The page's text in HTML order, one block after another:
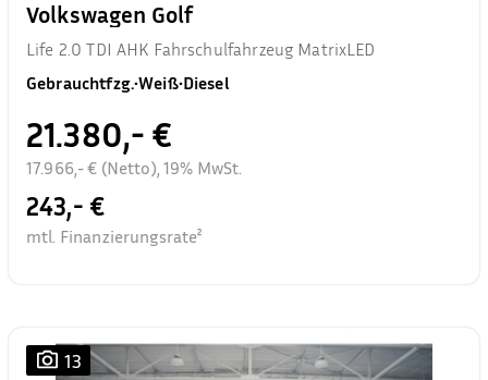
Volkswagen Golf
Life 2.0 TDI AHK Fahrschulfahrzeug MatrixLED
Gebrauchtfzg.•Weiß•Diesel
21.380,- €
17.966,- € (Netto), 19% MwSt.
243,- €
mtl. Finanzierungsrate²
13